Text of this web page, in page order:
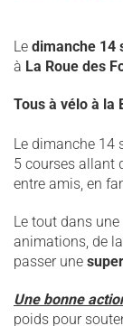
Le dimanche 14
à La Roue des
Tous à vélo à la
Le dimanche 14
5 courses allant
entre amis, en
Le tout dans une
animations, de
passer une
Une bonne
poids pour